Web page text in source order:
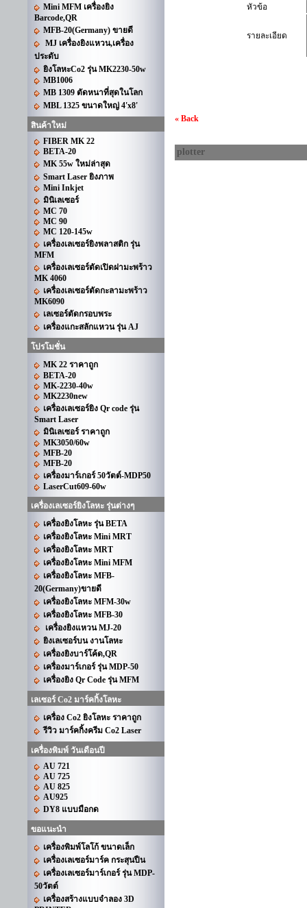
Mini MFM เครื่องยิง
Barcode,QR
MFB-20(Germany) ขายดี
MJ เครื่องยิงแหวน,เครื่อง
ประดับ
ยิงโลหะCo2 รุ่น MK2230-50w
MB1006
MB 1309 ตัดหนาที่สุดในโลก
MBL 1325 ขนาดใหญ่ 4'x8'
สินค้าใหม่
FIBER MK 22
BETA-20
MK 55w ใหม่ล่าสุด
Smart Laser ยิงภาพ
Mini Inkjet
มินิเลเซอร์
MC 70
MC 90
MC 120-145w
เครื่องเลเซอร์ยิงพลาสติก รุ่น
MFM
เครื่องเลเซอร์ตัดเปิดฝามะพร้าว
MK 4060
เครื่องเลเซอร์ตัดกะลามะพร้าว
MK6090
เลเซอร์ตัดกรอบพระ
เครื่องแกะสลักแหวน รุ่น AJ
โปรโมชั่น
MK 22 ราคาถูก
BETA-20
MK-2230-40w
MK2230new
เครื่องเลเซอร์ยิง Qr code รุ่น
Smart Laser
มินิเลเซอร์ ราคาถูก
MK3050/60w
MFB-20
MFB-20
เครื่องมาร์เกอร์ 50วัตต์-MDP50
LaserCut609-60w
เครื่องเลเซอร์ยิงโลหะ รุ่นต่างๆ
เครื่องยิงโลหะ รุ่น BETA
เครื่องยิงโลหะ Mini MRT
เครื่องยิงโลหะ MRT
เครื่องยิงโลหะ Mini MFM
เครื่องยิงโลหะ MFB-
20(Germany)ขายดี
เครื่องยิงโลหะ MFM-30w
เครื่องยิงโลหะ MFB-30
เครื่องยิงแหวน MJ-20
ยิงเลเซอร์บน งานโลหะ
เครื่องยิงบาร์โค้ด,QR
เครื่องมาร์เกอร์ รุ่น MDP-50
เครื่องยิง Qr Code รุ่น MFM
เลเซอร์ Co2 มาร์คกิ้งโลหะ
เครื่อง Co2 ยิงโลหะ ราคาถูก
รีวิว มาร์คกิ้งครีม Co2 Laser
เครื่องพิมพ์ วันเดือนปี
AU 721
AU 725
AU 825
AU925
DY8 แบบมือกด
ขอแนะนำ
เครื่องพิมพ์โลโก้ ขนาดเล็ก
เครื่องเลเซอร์มาร์ค กระสุนปืน
เครื่องเลเซอร์มาร์เกอร์ รุ่น MDP-
50วัตต์
เครื่องสร้างแบบจำลอง 3D
หัวข้อ
รายละเอียด
« Back
plotter